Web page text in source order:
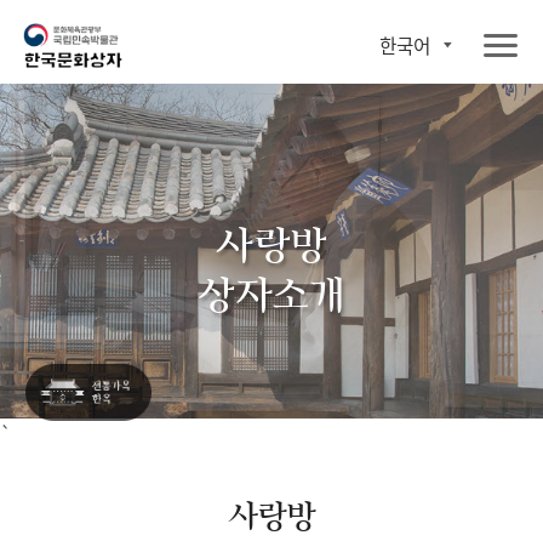
한국어
`
사랑방
상자소개
사랑방